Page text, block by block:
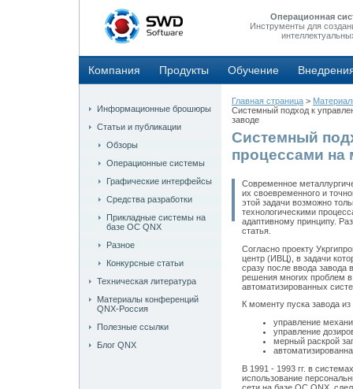
Операционная
Инструменты для
Компания Продукты Обучение
Информационные брошюры
Статьи и публикации
Обзоры
Операционные системы
Графические интерфейсы
Средства разработки
Прикладные системы на
базе ОС QNX
Разное
Конкурсные статьи
Техническая литература
Материалы конференций
QNX-Россия
Полезные ссылки
Блог QNX
Главная страница >
Системный подход к
заводе
Системный
процессами на
Современное
их своевременного и
этой задачи возможно
технологическими
адаптивному принципу.
статья.
Согласно проекту
центр (ИВЦ), в задачи
сразу после ввода завода
решения многих проблем
автоматизированных
К моменту пуска завода
управление
управление
мерный раскрой
В 1991 - 1993 гг. в
использование